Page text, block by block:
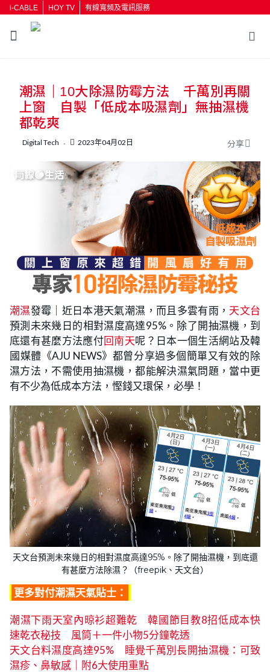
i-CABLE HOY TV 有線寬頻及電訊服務
按輸入鍵開始搜尋
潮濕｜10大除濕防霉方法 千萬別再關
上窗 自製「低成本吸濕劑」無抽濕機
都乾爽
Digital Tech 2023年04月02日 分享
潮濕發霉｜近日本港天氣潮濕，而且多雲有雨， 天文台
預測未來幾日的相對濕度高達95%。除了開抽濕機，到
底還有甚麼方法應付回南天呢？日本一個生活網站及韓
國媒體《AJU NEWS》都曾分享過多個簡單又有效的除
濕方法，不需使用抽濕機，都能解決濕氣問題，當中更
有不少為低成本方法，慳錢又環保，必學！
天文台預測未來幾日的相對濕度高達95%。除了開抽濕機，到底還
有甚麼方法除濕？（freepik、天文台）
更多對付潮濕天氣貼士：
潮濕下雨天室內晾衫超難乾 韓國節目教8招低成本快
速乾衣秘技 風筒＋一件小物5分鐘乾透
天文台料濕度高達95% 睡覺千萬別長開抽濕機：可致
濕疹、鼻敏感｜附6大使用重點